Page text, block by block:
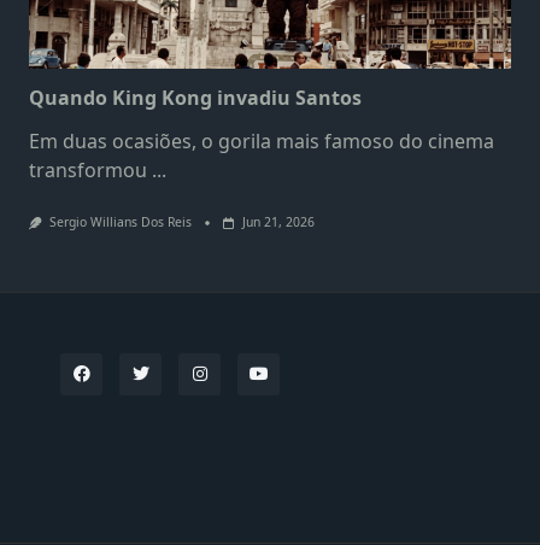
Quando King Kong invadiu Santos
Em duas ocasiões, o gorila mais famoso do cinema
transformou ...
Sergio Willians Dos Reis Jun 21, 2026